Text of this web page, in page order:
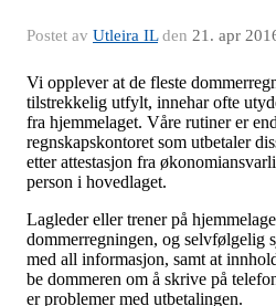
Postet av Utleira ILden 21. apr
Vi opplever at de fleste
tilstrekkelig utfylt, innehar ofte
fra hjemmelaget. Våre rutiner er
regnskapskontoret som utbetaler
etter attestasjon fra
person i hovedlaget.
Lagleder eller trener på
dommerregningen, og selvfølgelig
med all informasjon, samt at
be dommeren om å skrive på
er problemer med utbetalingen.